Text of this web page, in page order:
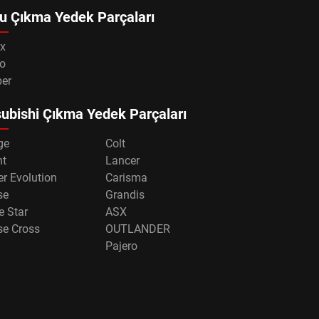
Çıkma Yedek Parçaları
Çıkma Yedek Parçaları
Colt
Lancer
Evolution
Carisma
Grandis
Star
ASX
Cross
OUTLANDER
Pajero